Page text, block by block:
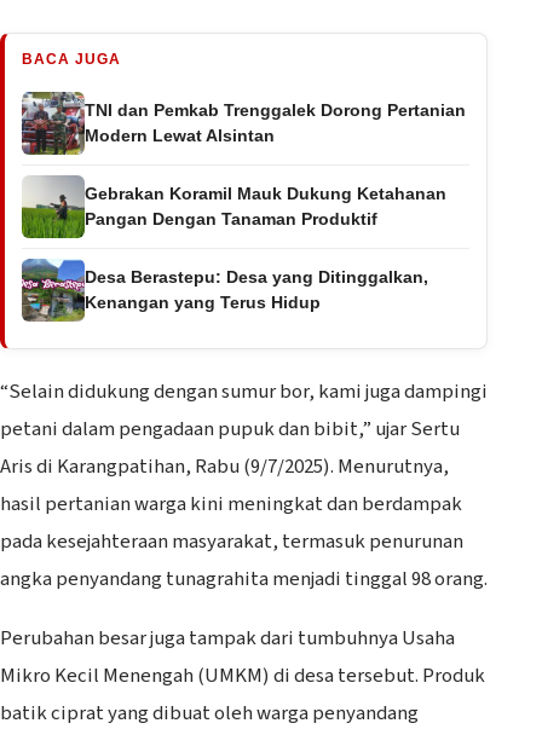
BACA JUGA
TNI dan Pemkab Trenggalek Dorong Pertanian
Modern Lewat Alsintan
Gebrakan Koramil Mauk Dukung Ketahanan
Pangan Dengan Tanaman Produktif
Desa Berastepu: Desa yang Ditinggalkan,
Kenangan yang Terus Hidup
“Selain didukung dengan sumur bor, kami juga dampingi
petani dalam pengadaan pupuk dan bibit,” ujar Sertu
Aris di Karangpatihan, Rabu (9/7/2025). Menurutnya,
hasil pertanian warga kini meningkat dan berdampak
pada kesejahteraan masyarakat, termasuk penurunan
angka penyandang tunagrahita menjadi tinggal 98 orang.
Perubahan besar juga tampak dari tumbuhnya Usaha
Mikro Kecil Menengah (UMKM) di desa tersebut. Produk
batik ciprat yang dibuat oleh warga penyandang